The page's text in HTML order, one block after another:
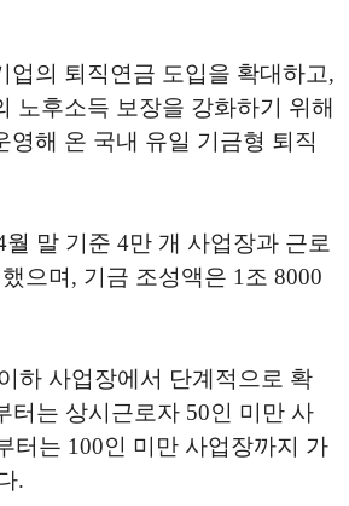
업의 퇴직연금 도입을 확대하고,
노후소득 보장을 강화하기 위해
영해 온 국내 유일 기금형 퇴직
말 기준 4만 개 사업장과 근로
으며, 기금 조성액은 1조 8000
하 사업장에서 단계적으로 확
터는 상시근로자 50인 미만 사
터는 100인 미만 사업장까지 가
.